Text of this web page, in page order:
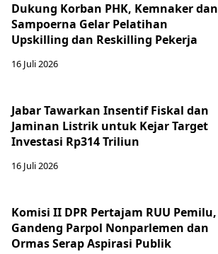
Dukung Korban PHK, Kemnaker dan
Sampoerna Gelar Pelatihan
Upskilling dan Reskilling Pekerja
16 Juli 2026
Jabar Tawarkan Insentif Fiskal dan
Jaminan Listrik untuk Kejar Target
Investasi Rp314 Triliun
16 Juli 2026
Komisi II DPR Pertajam RUU Pemilu,
Gandeng Parpol Nonparlemen dan
Ormas Serap Aspirasi Publik